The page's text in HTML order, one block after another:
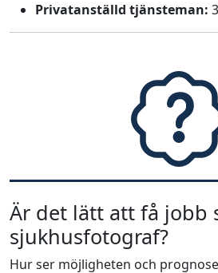
Privatanställd tjänsteman:
Är det lätt att få jobb
sjukhusfotograf?
Hur ser möjligheten och